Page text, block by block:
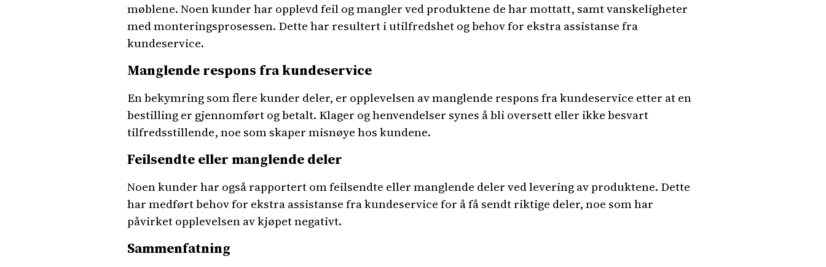
møblene. Noen kunder har opplevd feil og mangler ved produktene de har mottatt, samt vanskeligheter
med monteringsprosessen. Dette har resultert i utilfredshet og behov for ekstra assistanse fra
kundeservice.
Manglende respons fra kundeservice
En bekymring som flere kunder deler, er opplevelsen av manglende respons fra kundeservice etter at en
bestilling er gjennomført og betalt. Klager og henvendelser synes å bli oversett eller ikke besvart
tilfredsstillende, noe som skaper misnøye hos kundene.
Feilsendte eller manglende deler
Noen kunder har også rapportert om feilsendte eller manglende deler ved levering av produktene. Dette
har medført behov for ekstra assistanse fra kundeservice for å få sendt riktige deler, noe som har
påvirket opplevelsen av kjøpet negativt.
Sammenfatning